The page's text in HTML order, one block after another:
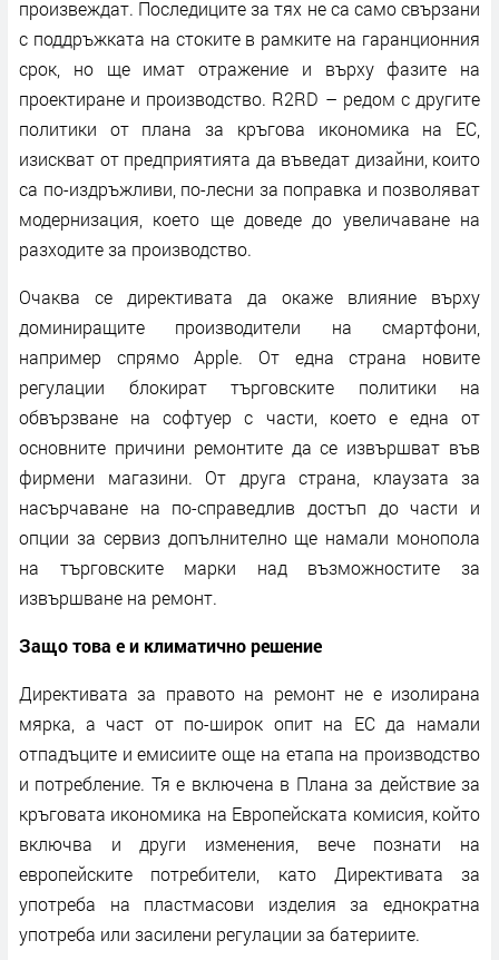
произвеждат. Последиците за тях не са само свързани
с поддръжката на стоките в рамките на гаранционния
срок, но ще имат отражение и върху фазите на
проектиране и производство. R2RD – редом с другите
политики от плана за кръгова икономика на ЕС,
изискват от предприятията да въведат дизайни, които
са по-издръжливи, по-лесни за поправка и позволяват
модернизация, което ще доведе до увеличаване на
разходите за производство.
Очаква се директивата да окаже влияние върху
доминиращите производители на смартфони,
например спрямо Apple. От една страна новите
регулации блокират търговските политики на
обвързване на софтуер с части, което е една от
основните причини ремонтите да се извършват във
фирмени магазини. От друга страна, клаузата за
насърчаване на по-справедлив достъп до части и
опции за сервиз допълнително ще намали монопола
на търговските марки над възможностите за
извършване на ремонт.
Защо това е и климатично решение
Директивата за правото на ремонт не е изолирана
мярка, а част от по-широк опит на ЕС да намали
отпадъците и емисиите още на етапа на производство
и потребление. Тя е включена в Плана за действие за
кръговата икономика на Европейската комисия, който
включва и други изменения, вече познати на
европейските потребители, като Директивата за
употреба на пластмасови изделия за еднократна
употреба или засилени регулации за батериите.